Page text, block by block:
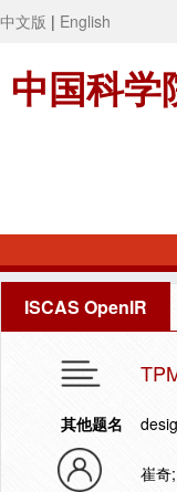
中文版 | English
中国科学
ISCAS OpenIR
其他题名
崔奇